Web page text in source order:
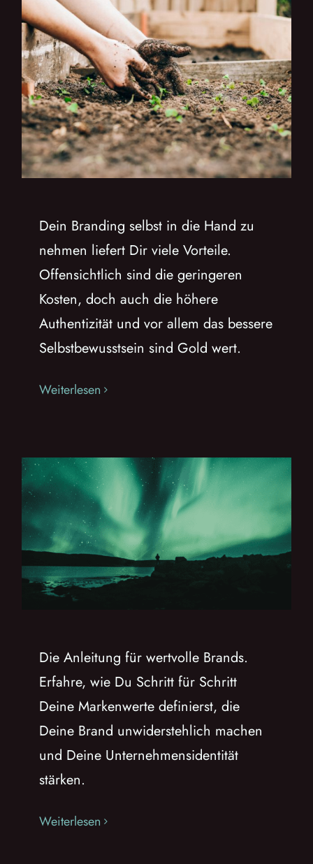
Dein Branding selbst in die Hand zu
nehmen liefert Dir viele Vorteile.
Offensichtlich sind die geringeren
Kosten, doch auch die höhere
Authentizität und vor allem das bessere
Selbstbewusstsein sind Gold wert.
Weiterlesen
Die Anleitung für wertvolle Brands.
Erfahre, wie Du Schritt für Schritt
Deine Markenwerte definierst, die
Deine Brand unwiderstehlich machen
und Deine Unternehmensidentität
stärken.
Weiterlesen